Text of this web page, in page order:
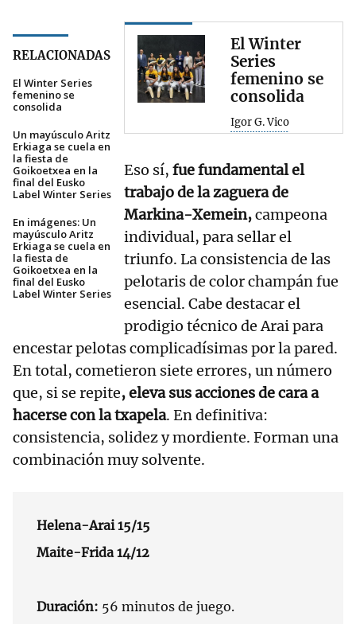
RELACIONADAS
El Winter Series
femenino se
consolida
Un mayúsculo Aritz
Erkiaga se cuela en
la fiesta de
Goikoetxea en la
final del Eusko
Label Winter Series
En imágenes: Un
mayúsculo Aritz
Erkiaga se cuela en
la fiesta de
Goikoetxea en la
final del Eusko
Label Winter Series
El Winter
Series
femenino se
consolida
Igor G. Vico
Eso sí, fue fundamental el
trabajo de la zaguera de
Markina-Xemein,campeona
individual, para sellar el
triunfo. La consistencia de las
pelotaris de color champán fue
esencial. Cabe destacar el
prodigio técnico de Arai para
encestar pelotas complicadísimas por la pared.
En total, cometieron siete errores, un número
que, si se repite, eleva sus acciones de cara a
hacerse con la txapela. En definitiva:
consistencia, solidez y mordiente. Forman una
combinación muy solvente.
Helena-Arai 15/15
Maite-Frida 14/12
Duración: 56 minutos de juego.